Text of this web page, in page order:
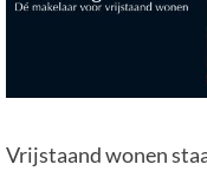
Vrijstaand wonen